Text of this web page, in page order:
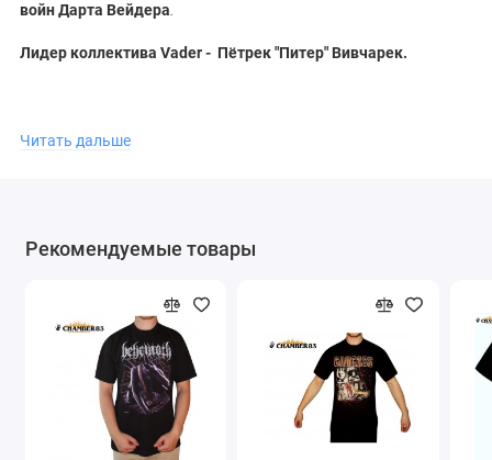
войн Дарта Вейдера.
Лидер коллектива Vader - Пётрек "Питер" Вивчарек.
Любимый алкогольный коктейль
Состав группы Vader : Пётрек "Питер" Вивчарек,Марек
В нашем магазине представлена уникальная атрибутика
группы Vader,которую возможно купить в один клик онлайн
с доставкой по Москве и другим регионам России и мира.
Читать дальше
Рекомендуемые товары